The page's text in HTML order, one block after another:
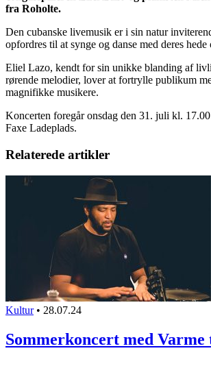
fra Roholte.
Den cubanske livemusik er i sin natur
opfordres til at synge og danse med deres hede
Eliel Lazo, kendt for sin unikke blanding af
rørende melodier, lover at fortrylle publikum
magnifikke musikere.
Koncerten foregår onsdag den 31. juli kl.
Faxe Ladeplads.
Relaterede artikler
Kultur • 28.07.24
Sommerkoncert med Varme